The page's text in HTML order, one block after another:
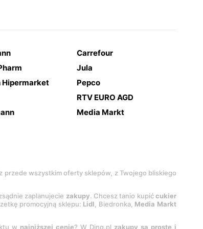
Carrefour
Jula
Hipermarket
Pepco
RTV EURO AGD
Media Markt
przede wszystkim oferty sklepów, z Twojego bliskiego
zaplanujecie zakupy. Chcesz tanio kupićcukier
promocyjną sklepu: Lidl, Biedronka, Media Markt
w najniższej cenie? W Ding.pl zakupy są proste i